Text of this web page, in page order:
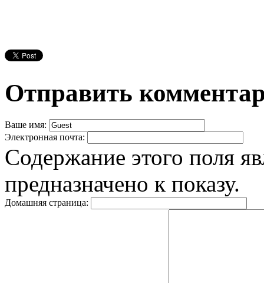
Отправить
Ваше имя:
Электронная почта:
Содержание этого поля
предназначено к показу.
Домашняя страница: